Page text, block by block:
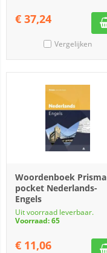
€ 37,24
Vergelijken
Woordenboek Prisma
pocket Nederlands-
Engels
Uit voorraad leverbaar.
Voorraad: 65
€ 11,06